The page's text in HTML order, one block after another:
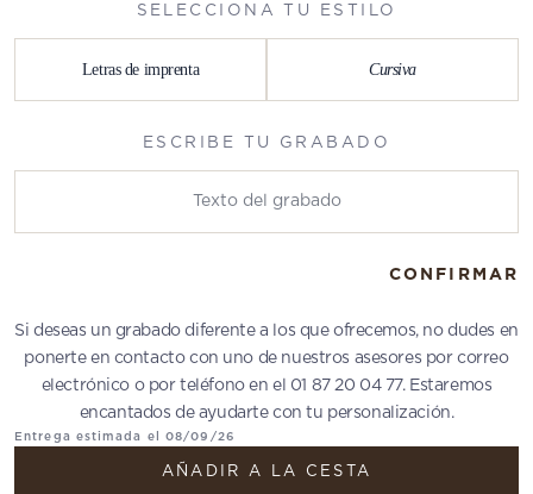
SELECCIONA TU ESTILO
Letras de imprenta Cursiva
ESCRIBE TU GRABADO
CONFIRMAR
Si deseas un grabado diferente a los que ofrecemos, no dudes en
ponerte en contacto con uno de nuestros asesores por correo
electrónico o por teléfono en el 01 87 20 04 77. Estaremos
encantados de ayudarte con tu personalización.
Entrega estimada el 08/09/26
AÑADIR A LA CESTA